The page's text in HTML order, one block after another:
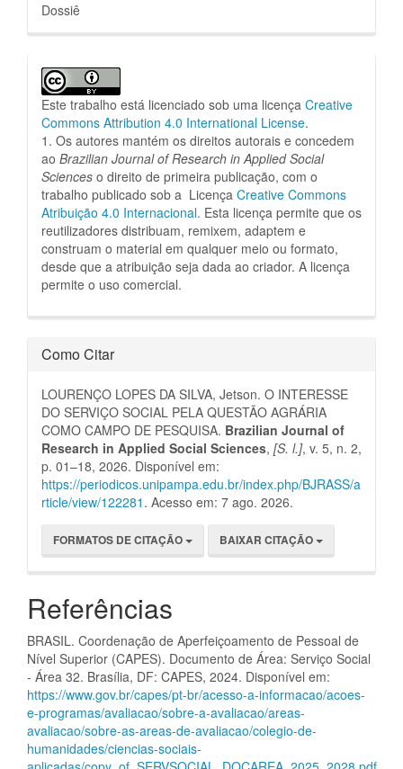
Dossiê
Este trabalho está licenciado sob uma licença Creative
Commons Attribution 4.0 International License.
1. Os autores mantém os direitos autorais e concedem
ao Brazilian Journal of Research in Applied Social
Sciences o direito de primeira publicação, com o
trabalho publicado sob a Licença Creative Commons
Atribuição 4.0 Internacional. Esta licença permite que os
reutilizadores distribuam, remixem, adaptem e
construam o material em qualquer meio ou formato,
desde que a atribuição seja dada ao criador. A licença
permite o uso comercial.
Como Citar
LOURENÇO LOPES DA SILVA, Jetson. O INTERESSE
DO SERVIÇO SOCIAL PELA QUESTÃO AGRÁRIA
COMO CAMPO DE PESQUISA. Brazilian Journal of
Research in Applied Social Sciences, [S. l.], v. 5, n. 2,
p. 01–18, 2026. Disponível em:
https://periodicos.unipampa.edu.br/index.php/BJRASS/a
rticle/view/122281 . Acesso em: 7 ago. 2026.
FORMATOS DE CITAÇÃO BAIXAR CITAÇÃO
Referências
BRASIL. Coordenação de Aperfeiçoamento de Pessoal de
Nível Superior (CAPES). Documento de Área: Serviço Social
- Área 32. Brasília, DF: CAPES, 2024. Disponível em:
https://www.gov.br/capes/pt-br/acesso-a-informacao/acoes-
e-programas/avaliacao/sobre-a-avaliacao/areas-
avaliacao/sobre-as-areas-de-avaliacao/colegio-de-
humanidades/ciencias-sociais-